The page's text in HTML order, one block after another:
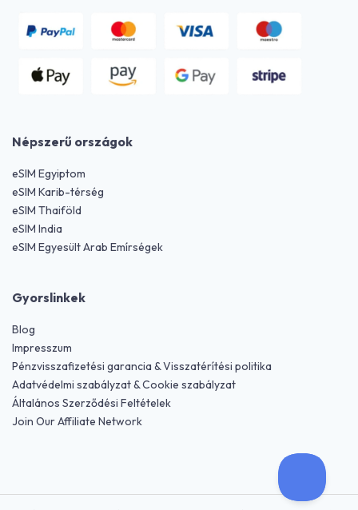
Népszerű országok
eSIM Egyiptom
eSIM Karib-térség
eSIM Thaiföld
eSIM India
eSIM Egyesült Arab Emírségek
Gyorslinkek
Blog
Impresszum
Pénzvisszafizetési garancia & Visszatérítési politika
Adatvédelmi szabályzat & Cookie szabályzat
Általános Szerződési Feltételek
Join Our Affiliate Network